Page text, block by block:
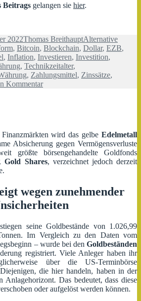
Beitrags gelangen sie hier.
2022Autor
Thomas BreithauptKategorien
Alternative
, Bitcoin, Blockchain, Dollar, EZB,
, Inflation, Investieren, Investition,
, Technikzeitalter,
, Zahlungsmittel, Zinssätze,
Kommentarzu
1 wird das gelbe Edelmetall
Absicherung gegen Vermögensverluste
größte börsengehandelte Goldfonds
Gold Shares, verzeichnet jedoch derzeit
wegen zunehmender
seine Goldbestände von 1.026,99
Im Vergleich zu den Daten vom
– wurde bei den Goldbeständen
registriert. Viele Anleger haben ihr
über die US-Terminbörse
Diejenigen, die hier handeln, haben in der
Anlagehorizont. Das bedeutet, dass diese
oder aufgelöst werden können.